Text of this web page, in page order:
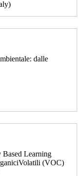
dalle
Learning
(VOC)